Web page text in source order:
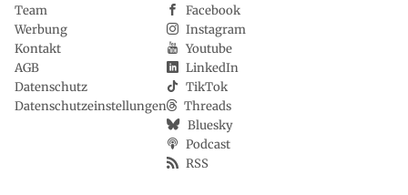
Team
Werbung
Kontakt
AGB
Datenschutz
Datenschutzeinstellungen
Facebook
Instagram
Youtube
LinkedIn
TikTok
Threads
Bluesky
Podcast
RSS